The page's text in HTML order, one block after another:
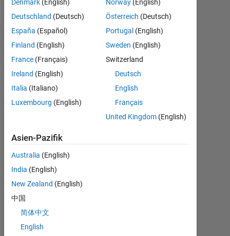
Statistik
BEITRÄGE L
-2
-1
1
2
4
5
6
7
Denmark (English)
Deutschland (Deutsch)
España (Español)
Finland (English)
France (Français)
Ireland (English)
Italia (Italiano)
Luxembourg (English)
Norway (English)
Österreich (Deutsch)
Portugal (English)
Sweden (English)
Switzerland
Deutsch
English
Français
United Kingdom (English)
Asien-Pazifik
Australia (English)
India (English)
New Zealand (English)
中国
简体中文
English